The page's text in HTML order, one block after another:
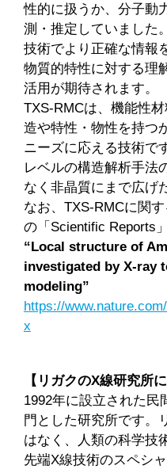
性的に扱うか、分子動
測・推定していました
技術でより正確な情報
物質的特性に対する理
活用が期待されます。
TXS-RMCは、機能性
造や特性・物性を持つ
ニーズに応える技術で
レベルの構造解析手法
なく非晶質にまで広げ
なお、TXS-RMCに関
の「Scientific Reports
“Local structure of
investigated by X-ray
modeling”
https://
x
【リガクのX線研究所
1992年に設立された民
門とした研究所です。
はなく、人類の科学技
先端X線技術のスペシ